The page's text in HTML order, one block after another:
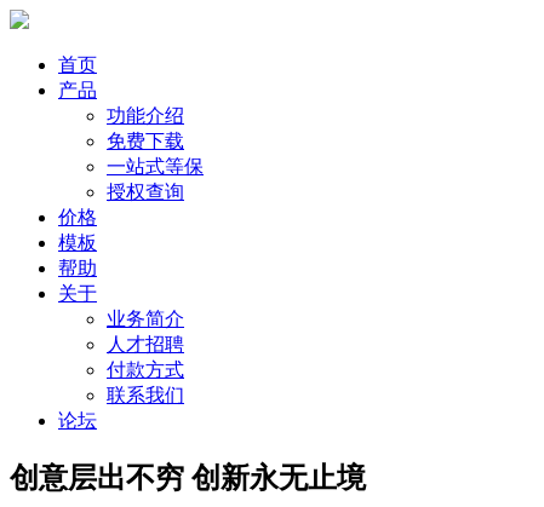
首页
产品
功能介绍
免费下载
一站式等保
授权查询
价格
模板
帮助
关于
业务简介
人才招聘
付款方式
联系我们
论坛
创意层出不穷 创新永无止境